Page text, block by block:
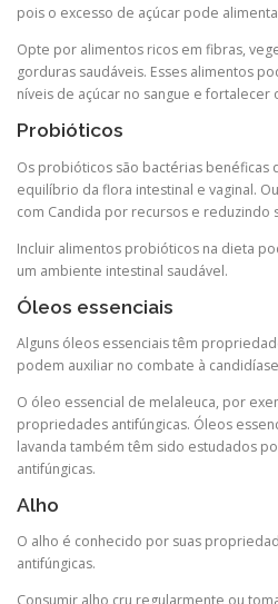
pois o excesso de açúcar pode
Opte por alimentos ricos em fibras,
gorduras saudáveis. Esses alimentos
níveis de açúcar no sangue e fortalecer
Probióticos
Os probióticos são bactérias benéficas
equilíbrio da flora intestinal e vaginal.
com Candida por recursos e reduzindo
Incluir alimentos probióticos na dieta
um ambiente intestinal saudável.
Óleos essenciais
Alguns óleos essenciais têm
podem auxiliar no combate à
O óleo essencial de melaleuca, por
propriedades antifúngicas. Óleos
lavanda também têm sido estudados
antifúngicas.
Alho
O alho é conhecido por suas
antifúngicas.